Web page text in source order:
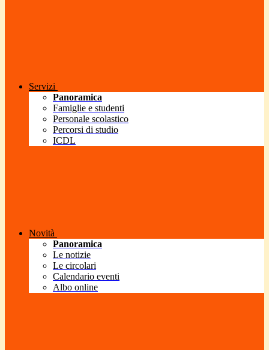
Servizi
Panoramica
Famiglie e studenti
Personale scolastico
Percorsi di studio
ICDL
Novità
Panoramica
Le notizie
Le circolari
Calendario eventi
Albo online